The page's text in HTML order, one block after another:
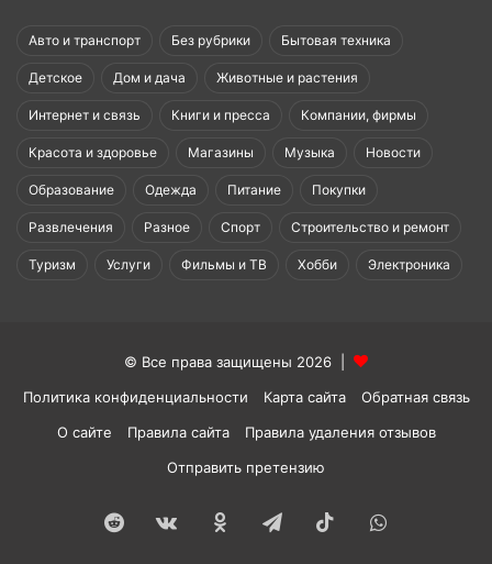
Авто и транспорт Без рубрики Бытовая техника
Детское Дом и дача Животные и растения
Интернет и связь Книги и пресса Компании, фирмы
Красота и здоровье Магазины Музыка Новости
Образование Одежда Питание Покупки
Развлечения Разное Спорт Строительство и ремонт
Туризм Услуги Фильмы и ТВ Хобби Электроника
© Все права защищены 2026 |
Политика конфиденциальности
Карта сайта
Обратная связь
О сайте
Правила сайта
Правила удаления отзывов
Отправить претензию
Reddit vk.comОдноклассники
TelegramTikTokWhatsApp